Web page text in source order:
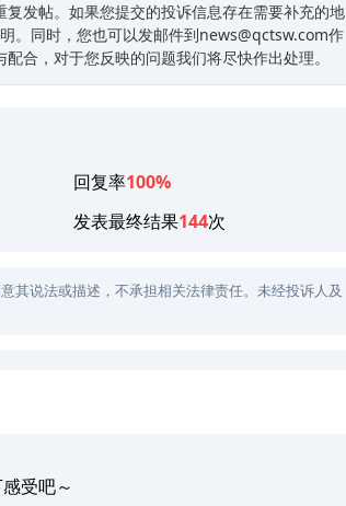
发帖。如果您提交的投诉信息存在需要补充的地
。同时，您也可以发邮件到news@qctsw.com作
合，对于您反映的问题我们将尽快作出处理。
回复率100%
发表最终结果144次
其说法或描述，不承担相关法律责任。未经投诉人及
受吧～